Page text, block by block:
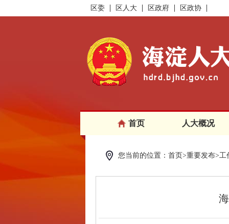
区委 区人大 区政府 区政协
首页 人大概况
您当前的位置：首页>重要发布>工